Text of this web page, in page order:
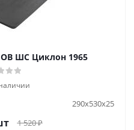
ШС Циклон 1965
290x530x25
1 520₽